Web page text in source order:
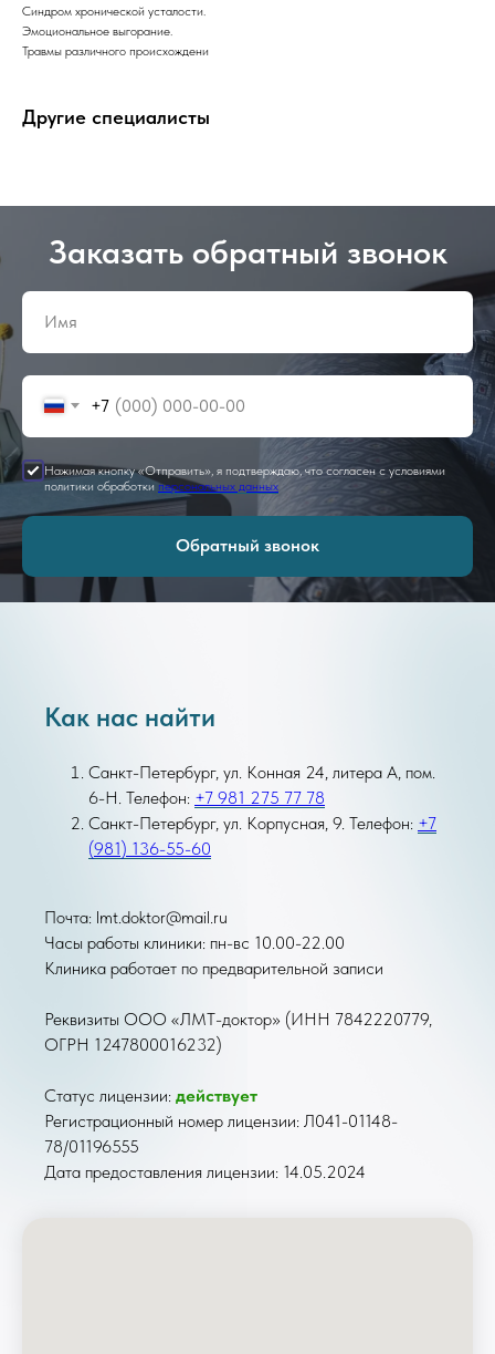
Синдром хронической усталости.
Эмоциональное выгорание.
Травмы различного происхождени
Другие специалисты
Заказать обратный звонок
+7
Нажимая кнопку «Отправить», я подтверждаю, что согласен с условиями
политики обработкиперсональных данных
Обратный звонок
Как нас найти
Санкт-Петербург, ул. Конная 24, литера А, пом.
6-Н. Телефон: +7 981 275 77 78
Санкт-Петербург, ул. Корпусная, 9. Телефон: +7
(981) 136-55-60
Почта: lmt.doktor@mail.ru
Часы работы клиники: пн-вс 10.00-22.00
Клиника работает по предварительной записи
Реквизиты ООО «ЛМТ-доктор» (ИНН 7842220779,
ОГРН 1247800016232)
Статус лицензии: действует
Регистрационный номер лицензии: Л041-01148-
78/01196555
Дата предоставления лицензии: 14.05.2024